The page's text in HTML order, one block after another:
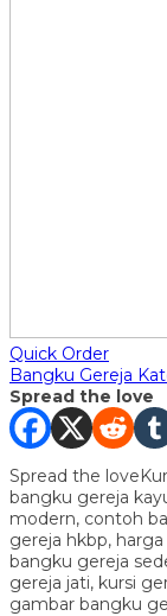
Quick Order
Bangku Gereja
Spread the love
Spread the
bangku gereja
modern, contoh
gereja hkbp,
bangku gereja
gereja jati, kursi
gambar bangku